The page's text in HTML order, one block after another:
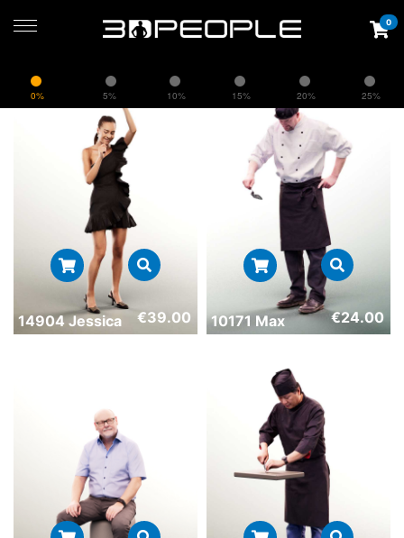
0% 5% 10% 15% 20% 25%
0
14904 Jessica €39.00 10171 Max €24.00